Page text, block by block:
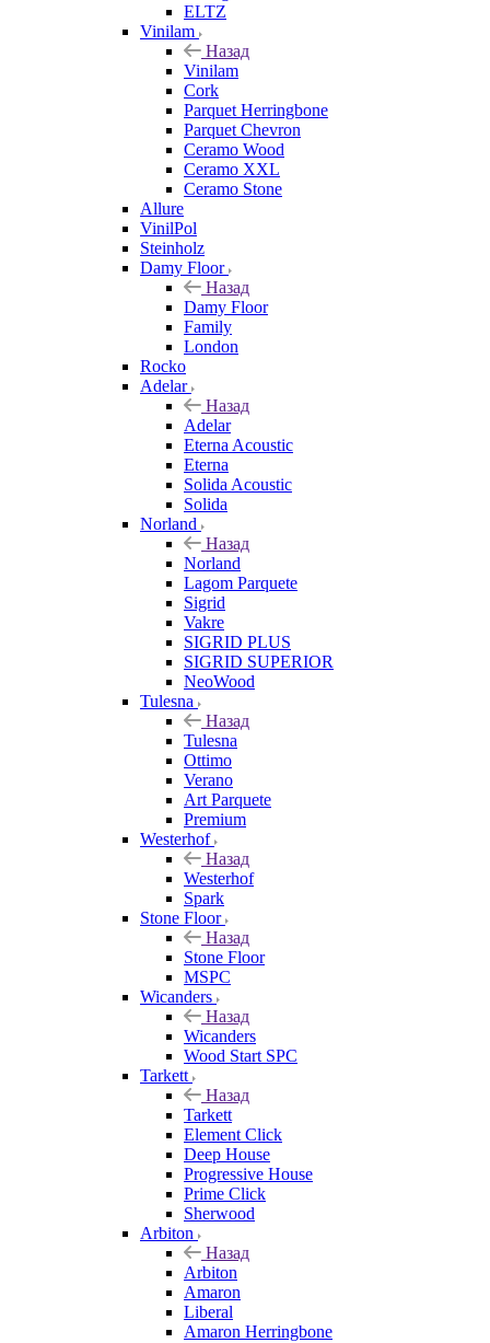
ELTZ
Vinilam
Назад
Vinilam
Cork
Parquet Herringbone
Parquet Chevron
Ceramo Wood
Ceramo XXL
Ceramo Stone
Allure
VinilPol
Steinholz
Damy Floor
Назад
Damy Floor
Family
London
Rocko
Adelar
Назад
Adelar
Eterna Acoustic
Eterna
Solida Acoustic
Solida
Norland
Назад
Norland
Lagom Parquete
Sigrid
Vakre
SIGRID PLUS
SIGRID SUPERIOR
NeoWood
Tulesna
Назад
Tulesna
Ottimo
Verano
Art Parquete
Premium
Westerhof
Назад
Westerhof
Spark
Stone Floor
Назад
Stone Floor
MSPC
Wicanders
Назад
Wicanders
Wood Start SPC
Tarkett
Назад
Tarkett
Element Click
Deep House
Progressive House
Prime Click
Sherwood
Arbiton
Назад
Arbiton
Amaron
Liberal
Amaron Herringbone